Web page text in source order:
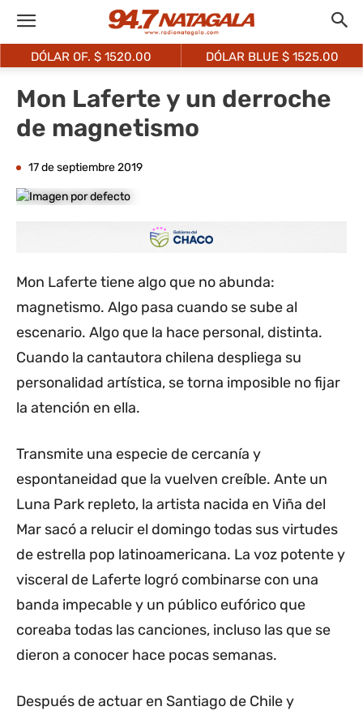
DÓLAR OF. $ 1520.00 DÓLAR BLUE $ 1525.00
Mon Laferte y un derroche
de magnetismo
17 de septiembre 2019
Mon Laferte tiene algo que no abunda:
magnetismo. Algo pasa cuando se sube al
escenario. Algo que la hace personal, distinta.
Cuando la cantautora chilena despliega su
personalidad artística, se torna imposible no fijar
la atención en ella.
Transmite una especie de cercanía y
espontaneidad que la vuelven creíble. Ante un
Luna Park repleto, la artista nacida en Viña del
Mar sacó a relucir el domingo todas sus virtudes
de estrella pop latinoamericana. La voz potente y
visceral de Laferte logró combinarse con una
banda impecable y un público eufórico que
coreaba todas las canciones, incluso las que se
dieron a conocer hace pocas semanas.
Después de actuar en Santiago de Chile y